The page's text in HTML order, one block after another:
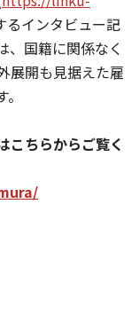
るインタビュー記
、国籍に関係なく
展開も見据えた雇
こちらからご覧く